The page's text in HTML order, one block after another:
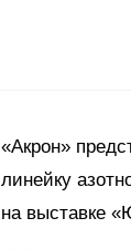
«Акрон»
линейку
на выставке